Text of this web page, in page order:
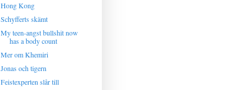
Hong Kong
Schyfferts skämt
My teen-angst bullshit now
has a body count
Mer om Khemiri
Jonas och tigern
Feistexperten slår till